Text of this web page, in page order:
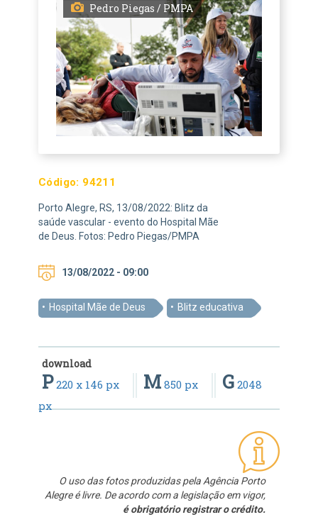
Pedro Piegas / PMPA
Código: 94211
Porto Alegre, RS, 13/08/2022: Blitz da
saúde vascular - evento do Hospital Mãe
de Deus. Fotos: Pedro Piegas/PMPA
13/08/2022 - 09:00
Hospital Mãe de Deus Blitz educativa
download
P220 x 146 px M 850 px G 2048
px
O uso das fotos produzidas pela Agência Porto
Alegre é livre. De acordo com a legislação em vigor,
é obrigatório registrar o crédito.